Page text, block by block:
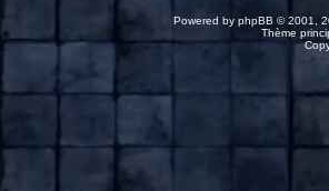
Powered by phpBB © 2001,
Thème